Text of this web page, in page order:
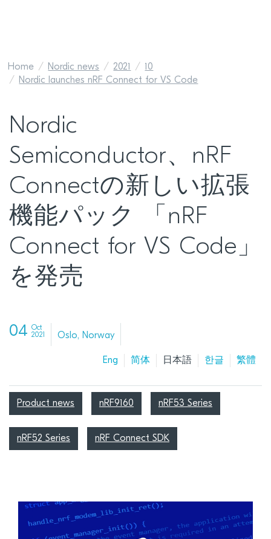
Home Nordic news 2021
10
Nordic launches nRF Connect for VS Code
Nordic
Semiconductor、nRF
Connectの新しい拡張
機能パック 「nRF
Connect for VS Code」
を発売
04 Oct
2021
Oslo, Norway
Eng 简体 日本語 한글 繁體
Product news nRF9160 nRF53 Series
nRF52 Series nRF Connect SDK